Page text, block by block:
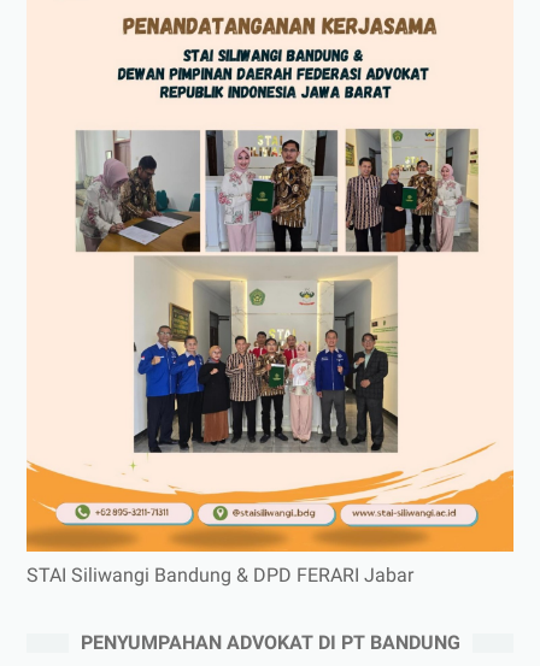
STAI Siliwangi Bandung & DPD FERARI Jabar
PENYUMPAHAN ADVOKAT DI PT BANDUNG